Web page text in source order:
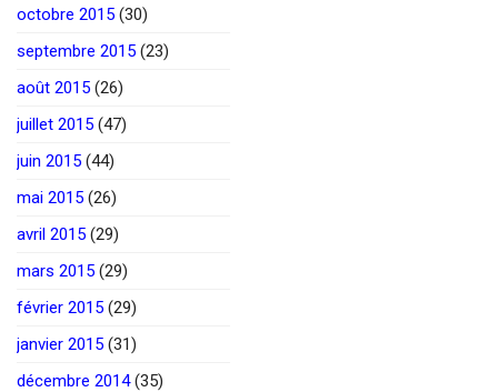
octobre 2015 (30)
septembre 2015 (23)
août 2015 (26)
juillet 2015 (47)
juin 2015 (44)
mai 2015 (26)
avril 2015 (29)
mars 2015 (29)
février 2015 (29)
janvier 2015 (31)
décembre 2014(35)